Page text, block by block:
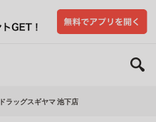
ドラッグスギヤマ 池下店